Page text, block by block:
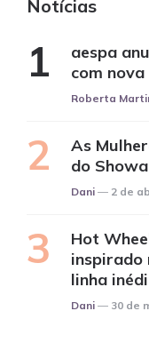
Notícias
aespa
com
Posted
Roberta
As
do
Posted
Dani 2 de
Hot
inspirado
linha
Posted
Dani 30 de